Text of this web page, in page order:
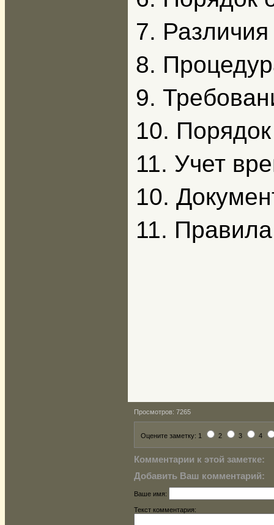
7.
8.
9.
10.
11. Учет
10.
11.
Просмотров: 7265
Оцените заметку: 1 2 3 4
Комментарии к этой заметке:
Добавить Ваш комментарий:
Ваше имя:
Текст комментария: